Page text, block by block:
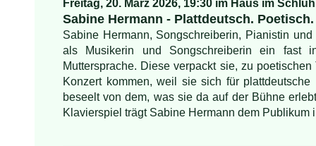
Freitag, 20. März 2026, 19:30 im Haus im Schluh
Sabine Hermann - Plattdeutsch.
Sabine Hermann, Songschreiberin, Pianistin
als Musikerin und Songschreiberin ein fast
Muttersprache. Diese verpackt sie, zu
Konzert kommen, weil sie sich für
beseelt von dem, was sie da auf der Bühne
Klavierspiel trägt Sabine Hermann dem Publikum